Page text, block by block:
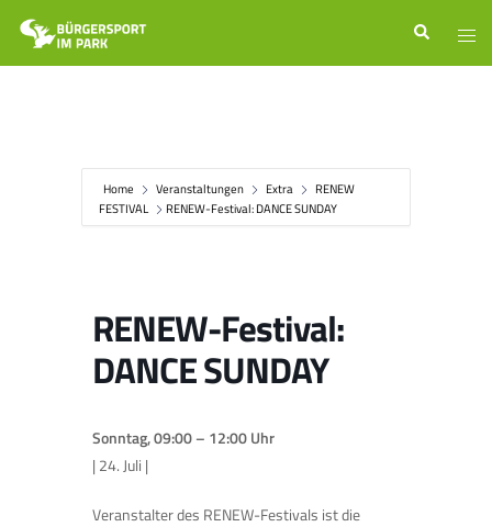
Zum
Inhalt
springen
Suche
Home Veranstaltungen Extra
RENEW
FESTIVAL
RENEW-Festival: DANCE SUNDAY
RENEW-Festival:
DANCE SUNDAY
Sonntag, 09:00 – 12:00 Uhr
| 24. Juli |
Veranstalter des RENEW-Festivals ist die